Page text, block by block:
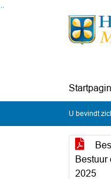
Ga naar de inhoud van
Ga naar het zoeken
Ga naar het menu
U bevindt
Bestuur
2025